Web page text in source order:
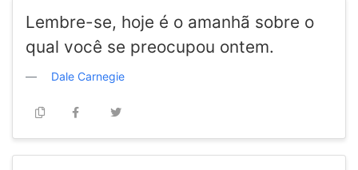
Lembre-se, hoje é o amanhã sobre o
qual você se preocupou ontem.
Dale Carnegie